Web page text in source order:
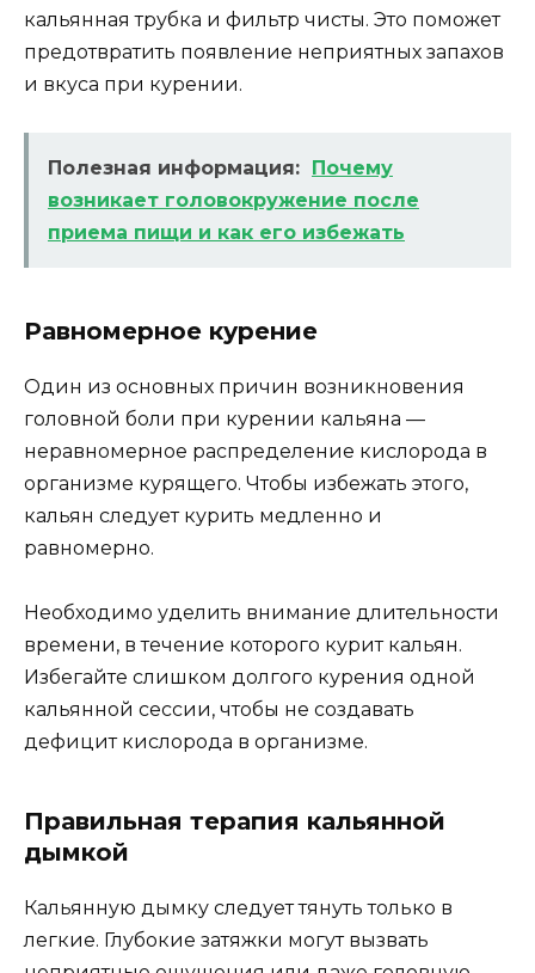
кальянная трубка и фильтр чисты. Это поможет
предотвратить появление неприятных запахов
и вкуса при курении.
Полезная информация: Почему
возникает головокружение после
приема пищи и как его избежать
Равномерное курение
Один из основных причин возникновения
головной боли при курении кальяна —
неравномерное распределение кислорода в
организме курящего. Чтобы избежать этого,
кальян следует курить медленно и
равномерно.
Необходимо уделить внимание длительности
времени, в течение которого курит кальян.
Избегайте слишком долгого курения одной
кальянной сессии, чтобы не создавать
дефицит кислорода в организме.
Правильная терапия кальянной
дымкой
Кальянную дымку следует тянуть только в
легкие. Глубокие затяжки могут вызвать